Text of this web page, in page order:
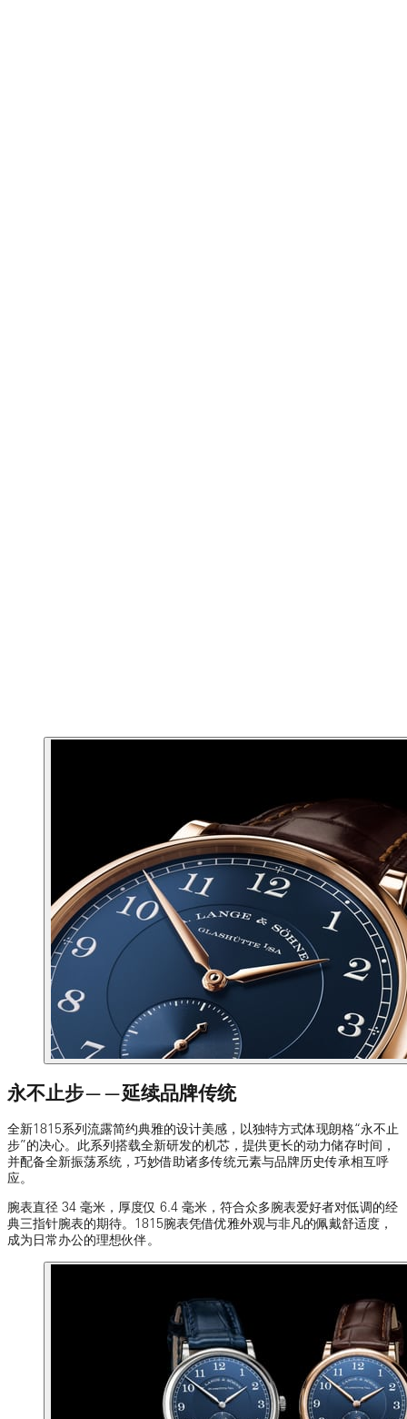
永不止步——延续品牌传统
全新1815系列流露简约典雅的设计美感，以独特方式体现朗格“永不止
步”的决心。此系列搭载全新研发的机芯，提供更长的动力储存时间，
并配备全新振荡系统，巧妙借助诸多传统元素与品牌历史传承相互呼
应。
腕表直径 34 毫米，厚度仅 6.4 毫米，符合众多腕表爱好者对低调的经
典三指针腕表的期待。1815腕表凭借优雅外观与非凡的佩戴舒适度，
成为日常办公的理想伙伴。